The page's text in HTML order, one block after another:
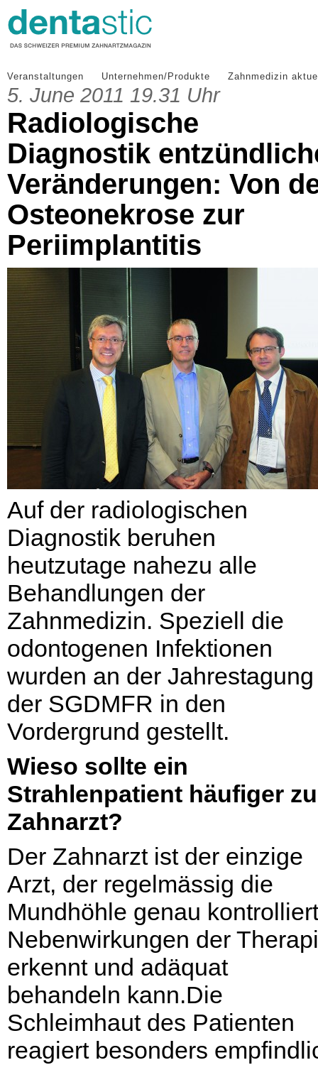
Veranstaltungen Unternehmen/Produkte Zahnmedizin
5. June 2011 19.31 Uhr
Radiologische
Diagnostik
Veränderungen: Von
Osteonekrose zur
Periimplantitis
Auf der radiologischen
Diagnostik beruhen
heutzutage nahezu alle
Behandlungen der
Zahnmedizin. Speziell die
odontogenen Infektionen
wurden an der Jahrestagung
der SGDMFR in den
Vordergrund gestellt.
Wieso sollte ein
Strahlenpatient häufiger
Zahnarzt?
Der Zahnarzt ist der einzige
Arzt, der regelmässig die
Mundhöhle genau
Nebenwirkungen der
erkennt und adäquat
behandeln kann.Die
Schleimhaut des Patienten
reagiert besonders